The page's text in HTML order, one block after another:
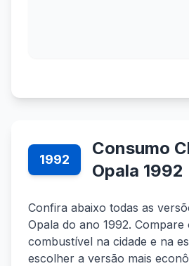
1992
Consumo
Opala 1992
Confira abaixo todas as
Opala do ano 1992.
combustível na cidade e na
escolher a versão mais